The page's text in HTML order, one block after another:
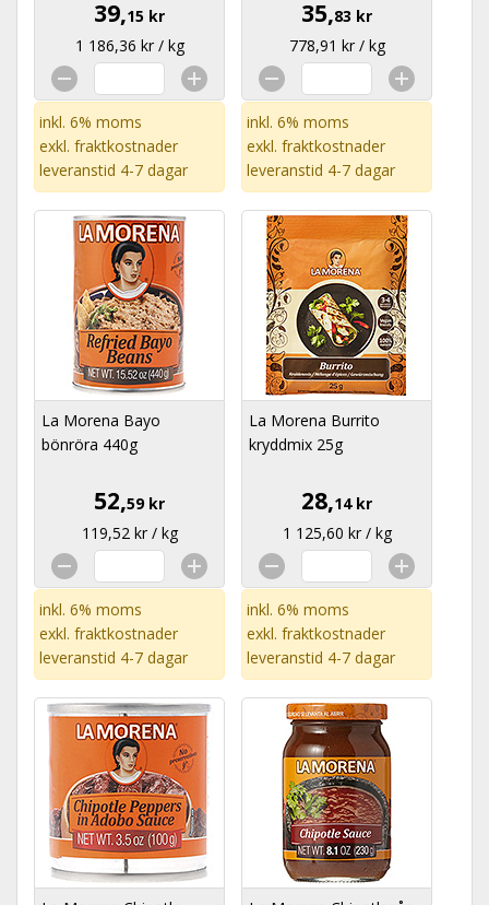
39,15 kr
1 186,36 kr / kg
inkl. 6% moms
exkl. fraktkostnader
leveranstid 4-7 dagar
35,83 kr
778,91 kr / kg
inkl. 6% moms
exkl. fraktkostnader
leveranstid 4-7 dagar
La Morena Bayo
bönröra 440g
52,59 kr
119,52 kr / kg
inkl. 6% moms
exkl. fraktkostnader
leveranstid 4-7 dagar
La Morena Burrito
kryddmix 25g
28,14 kr
1 125,60 kr / kg
inkl. 6% moms
exkl. fraktkostnader
leveranstid 4-7 dagar